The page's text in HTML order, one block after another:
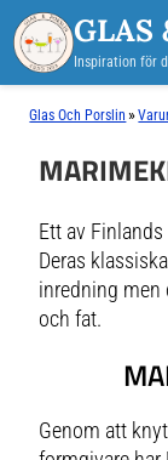
GLAS
Inspiration för
Glas Och Porslin »
Ett av
Deras
inredning men
och fat.
Genom att